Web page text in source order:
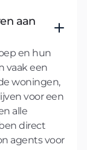
aan
en hun
vaak een
woningen,
voor een
alle
direct
agents voor